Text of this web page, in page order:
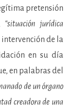
pretensión
“situación jurídica
de la
en su día
en palabras del
de un órgano
creadora de una